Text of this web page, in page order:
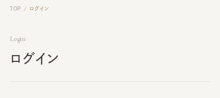
TOP / ログイン
Login
ログイン